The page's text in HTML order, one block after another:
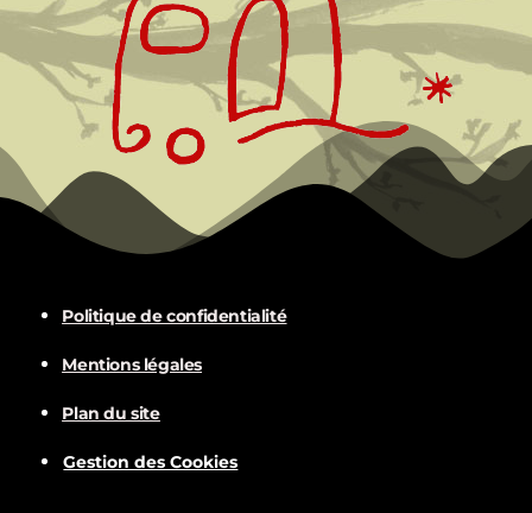
Politique de confidentialité
Mentions légales
Plan du site
Gestion des Cookies